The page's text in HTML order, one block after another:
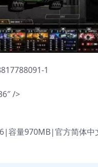
/>
容量970MB|官方简体